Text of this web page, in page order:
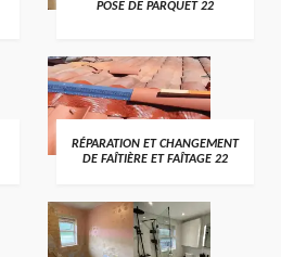
POSE DE PARQUET 22
RÉPARATION ET CHANGEMENT
DE FAÎTIÈRE ET FAÎTAGE 22